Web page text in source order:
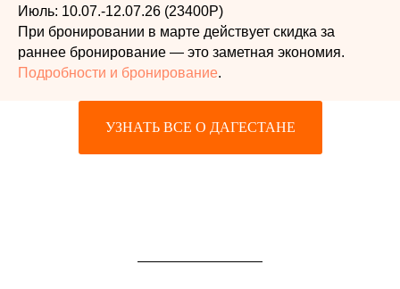
Июль: 10.07.-12.07.26 (23400Р)
При бронировании в марте действует скидка за
раннее бронирование — это заметная экономия.
Подробности и бронирование.
УЗНАТЬ ВСЕ О ДАГЕСТАНЕ